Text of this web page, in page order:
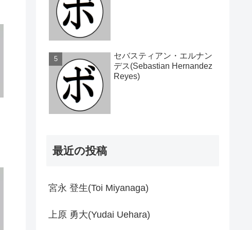
セバスティアン・エルナン
デス(Sebastian Hernandez
Reyes)
最近の投稿
宮永 登生(Toi Miyanaga)
上原 勇大(Yudai Uehara)